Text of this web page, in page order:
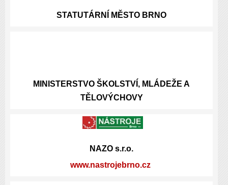
STATUTÁRNÍ MĚSTO BRNO
MINISTERSTVO ŠKOLSTVÍ, MLÁDEŽE A
TĚLOVÝCHOVY
NAZO s.r.o.
www.nastrojebrno.cz